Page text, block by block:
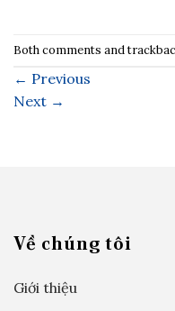
Both comments and
← Previous
Next →
Về chúng tôi
Giới thiệu